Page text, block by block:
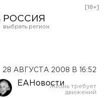
РОССИЯ
Оренбург
[18+]
28 АВГУСТА 2008 В 16:52
ЕАНовости